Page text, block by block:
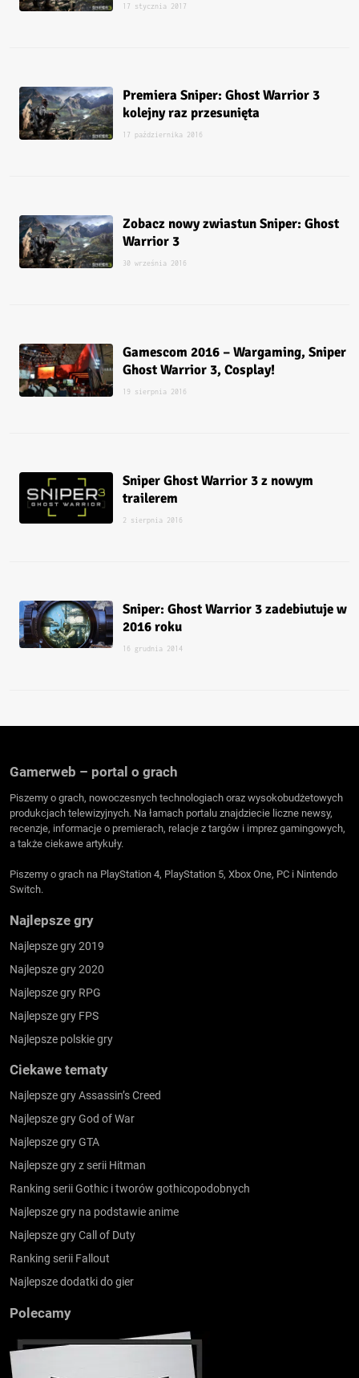
17 stycznia 2017
Premiera Sniper: Ghost Warrior 3
kolejny raz przesunięta
17 października 2016
Zobacz nowy zwiastun Sniper: Ghost
Warrior 3
30 września 2016
Gamescom 2016 – Wargaming, Sniper
Ghost Warrior 3, Cosplay!
19 sierpnia 2016
Sniper Ghost Warrior 3 z nowym
trailerem
2 sierpnia 2016
Sniper: Ghost Warrior 3 zadebiutuje w
2016 roku
16 grudnia 2014
Gamerweb – portal o grach
Piszemy o grach, nowoczesnych technologiach oraz wysokobudżetowych
produkcjach telewizyjnych. Na łamach portalu znajdziecie liczne newsy,
recenzje, informacje o premierach, relacje z targów i imprez gamingowych,
a także ciekawe artykuły.
Piszemy o grach na PlayStation 4, PlayStation 5, Xbox One, PC i Nintendo
Switch.
Najlepsze gry
Najlepsze gry 2019
Najlepsze gry 2020
Najlepsze gry RPG
Najlepsze gry FPS
Najlepsze polskie gry
Ciekawe tematy
Najlepsze gry Assassin’s Creed
Najlepsze gry God of War
Najlepsze gry GTA
Najlepsze gry z serii Hitman
Ranking serii Gothic i tworów gothicopodobnych
Najlepsze gry na podstawie anime
Najlepsze gry Call of Duty
Ranking serii Fallout
Najlepsze dodatki do gier
Polecamy